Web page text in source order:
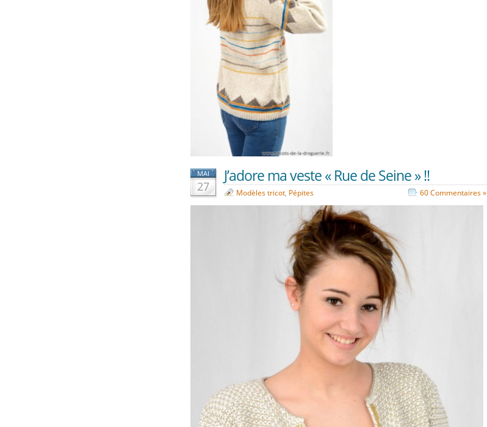
MAI
27
J’adore ma veste « Rue de Seine » !!
Modèles tricot, Pépites 60 Commentaires »